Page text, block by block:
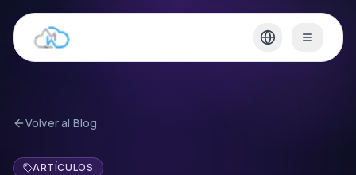
Volver al Blog
ARTÍCULOS